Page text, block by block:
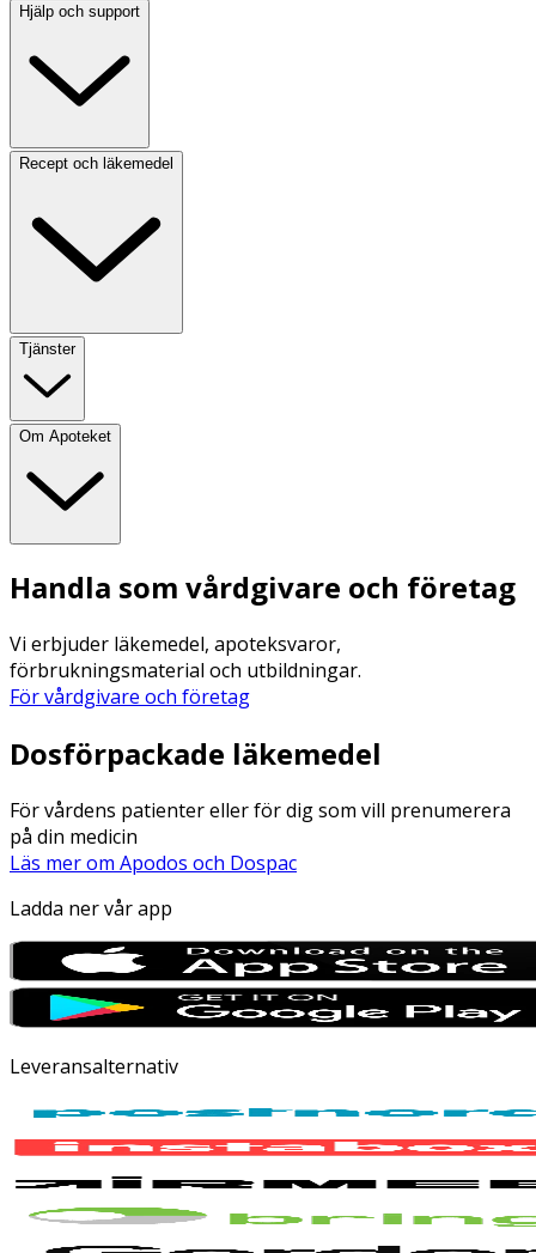
Hjälp och support
Recept och läkemedel
Tjänster
Om Apoteket
Handla som vårdgivare och företag
Vi erbjuder läkemedel, apoteksvaror,
förbrukningsmaterial och utbildningar.
För vårdgivare och företag
Dosförpackade läkemedel
För vårdens patienter eller för dig som vill prenumerera
på din medicin
Läs mer om Apodos och Dospac
Ladda ner vår app
Leveransalternativ